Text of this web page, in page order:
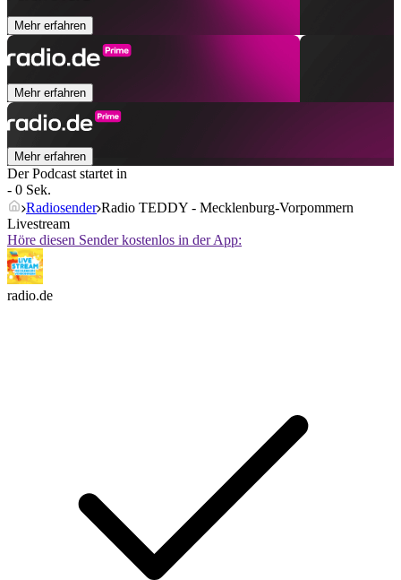
Mehr erfahren
Mehr erfahren
Mehr erfahren
Der Podcast startet in
- 0 Sek.
Radiosender Radio TEDDY - Mecklenburg-Vorpommern
Livestream
Höre diesen Sender kostenlos in der App:
radio.de